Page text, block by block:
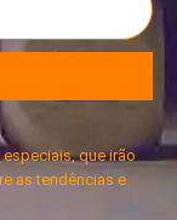
que irão
as tendências e